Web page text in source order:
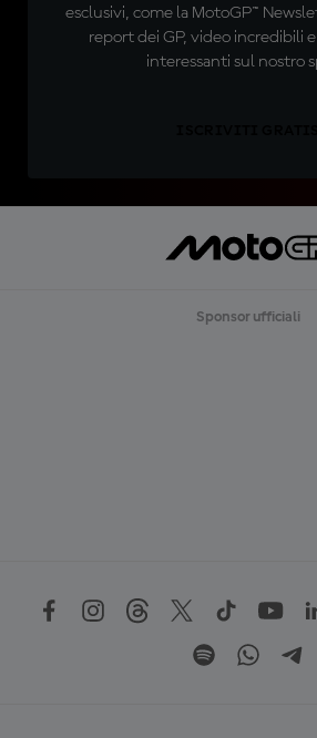
esclusivi, come la MotoGP™
report dei GP, video incredibili
interessanti sul nostro
Sponsor ufficiali